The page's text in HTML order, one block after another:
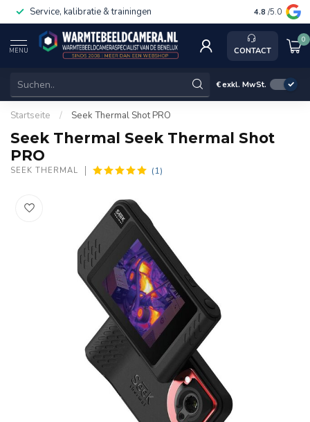
Service, kalibratie & trainingen 4.8 /5.0
MENU CONTACT
0
€exkl. MwSt.
Startseite / Seek Thermal Shot PRO
Seek Thermal Seek Thermal Shot
PRO
SEEK THERMAL (1)